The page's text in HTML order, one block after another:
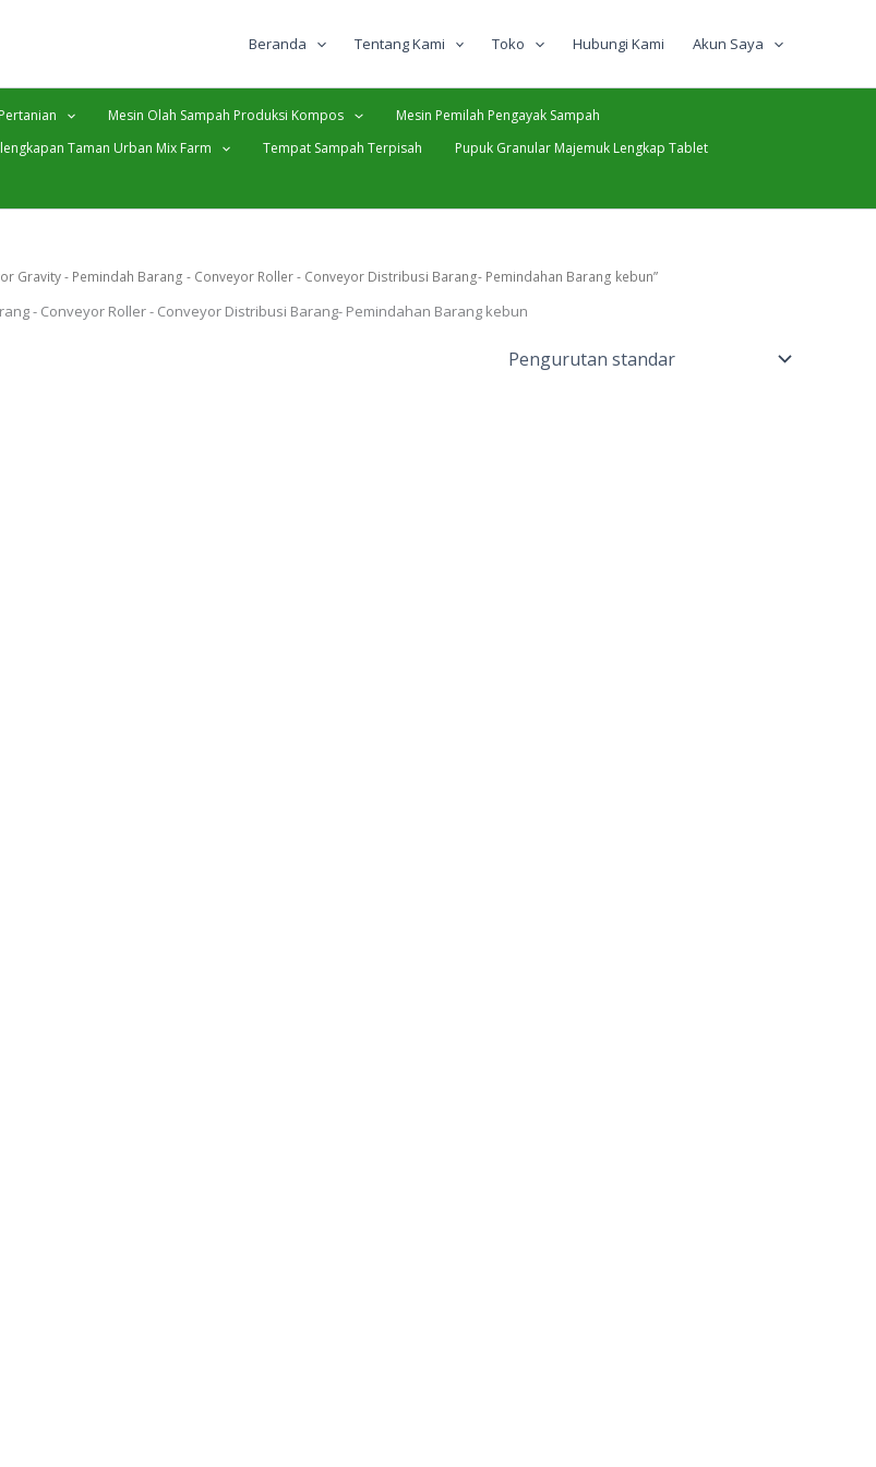
Beranda Tentang Kami Toko Hubungi Kami Akun Saya
Mesin Olah Sampah Produksi Kompos
Mesin Pemilah Pengayak Sampah
Taman Urban Mix Farm Tempat Sampah Terpisah
Pupuk Granular Majemuk Lengkap Tablet
Gravity - Pemindah Barang - Conveyor Roller - Conveyor Distribusi Barang- Pemindahan Barang kebun”
- Conveyor Roller - Conveyor Distribusi Barang- Pemindahan Barang kebun